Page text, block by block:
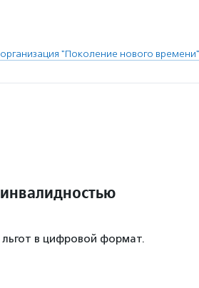
"Поколение нового времени"
в цифровой формат.